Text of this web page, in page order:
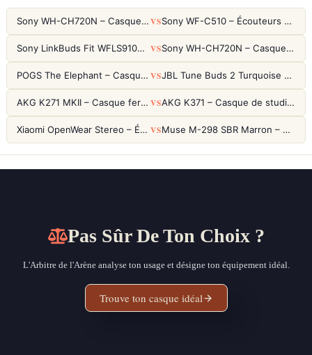
Sony WH-CH720N – Casque ANC 35h, Ultra-léger (192g) avec Processeur V1 VS Sony WF-C510 – Écouteurs True Wireless compacts, autonomie 22h et multipoint
Sony LinkBuds Fit WFLS910NW Blanc – Écouteurs Sport Ailes ANC VS Sony WH-CH720N – Casque ANC 35h, Ultra-léger (192g) avec Processeur V1
POGS The Elephant – Casque Filaire Enfants 85dB POGS-Safe™ (Éco-Responsable) VS JBL Tune Buds 2 Turquoise – Écouteurs True Wireless avec ANC et autonomie 48h
AKG K271 MKII – Casque fermé studio fiable pour une écoute neutre VS AKG K371 – Casque de studio fermé 50mm titane, réponse 5Hz-50kHz
Xiaomi OpenWear Stereo – Écouteurs Open-Ear Hi-Res avec réduction de fuite sonore VS Muse M-298 SBR Marron – Casque Bluetooth ANC avec 66h d'autonomie
Pas Sûr De Ton Choix ?
L'Arbitre de l'Arène analyse ton usage et désigne ton équipement idéal.
Trouve ton casque idéal